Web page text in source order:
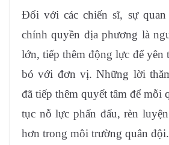
Đối với các chiến sĩ, sự quan
chính quyền địa phương là
lớn, tiếp thêm động lực để yên
bó với đơn vị. Những lời
đã tiếp thêm quyết tâm để mỗi
tục nỗ lực phấn đấu, rèn
hơn trong môi trường quân đội.